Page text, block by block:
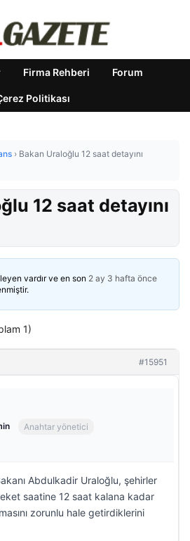
Firma Rehberi Forum
Politikası
› Bakan Uraloğlu 12 saat detayını
12 saat detayını
vardır ve en son 2 ay 3 hafta önce
1)
#15951
Anahtar yönetici
Abdulkadir Uraloğlu, şehirler
saatine 12 saat kalana kadar
zorunlu hale getirdiklerini